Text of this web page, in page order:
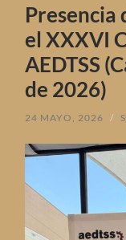
Presencia
el XXXVI
AEDTSS
de 2026)
24 MAYO, 2026 /